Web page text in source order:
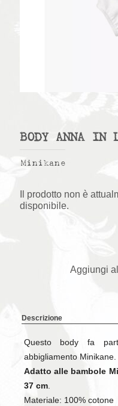
BODY ANNA IN
Minikane
Il prodotto non è
disponibile.
Aggiungi
Descrizione
Questo body fa
abbigliamento Minikane.
Adatto alle bambole
37 cm.
Materiale: 100% cotone